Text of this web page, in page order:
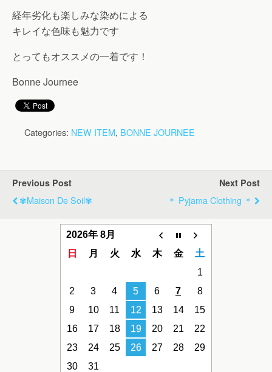
経年劣化も楽しみな染めによる
キレイな色味も魅力です
とってもオススメの一着です！
Bonne Journee
Categories: NEW ITEM, BONNE JOURNEE
Previous Post
✾Maison De Soil✾
Next Post
＊ Pyjama Clothing ＊
2026年 8月
日
月 火 水 木 金
土
1
2
3 4 5 6 7
8
9
10 11 12 13 14
15
16
17 18 19 20 21
22
23
24 25 26 27 28
29
30
31